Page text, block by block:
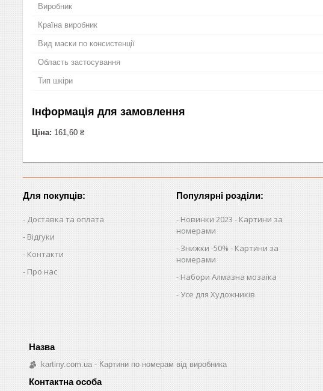
Виробник
Країна виробник
Вид маски по консистенції
Область застосування
Тип шкіри
Інформація для замовлення
Ціна: 161,60 ₴
Для покупців:
Доставка та оплата
Відгуки
Контакти
Про нас
Популярні розділи:
Новинки 2023 - Картини за
номерами
Знижки -50% - Картини за
номерами
Набори Алмазна мозаїка
Усе для Художників
kartiny.com.ua - Картини по номерам від виробника